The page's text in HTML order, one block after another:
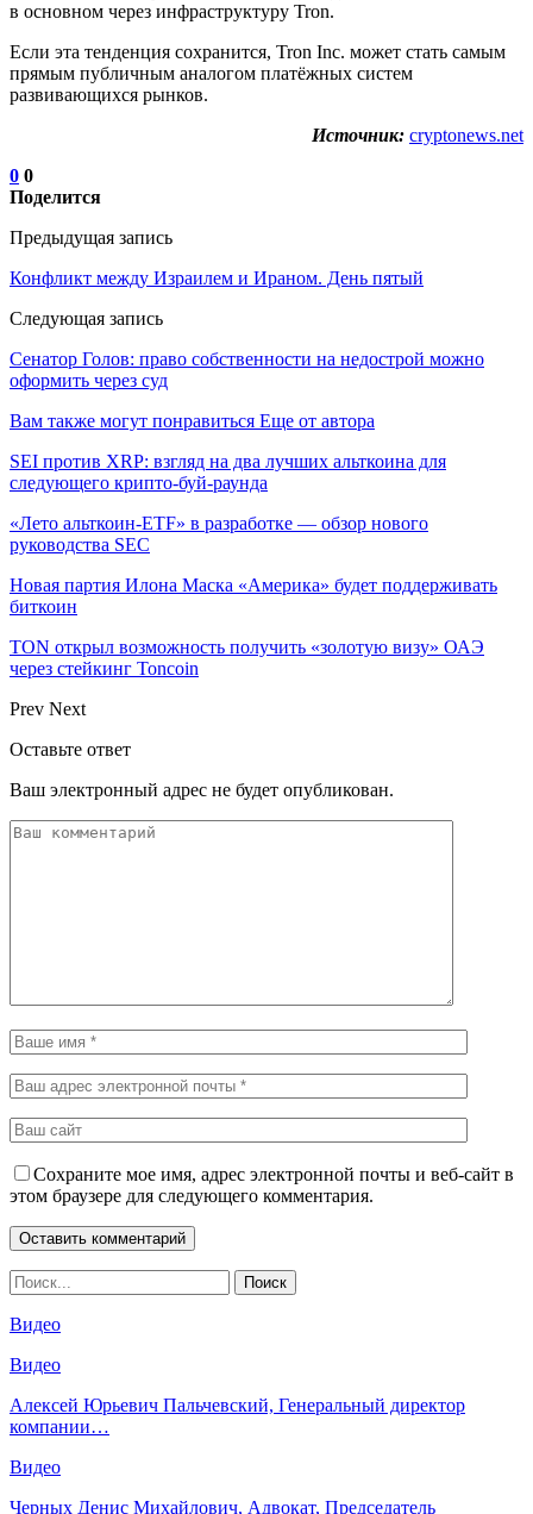
в основном через инфраструктуру Tron.
Если эта тенденция сохранится, Tron Inc. может стать самым
прямым публичным аналогом платёжных систем
развивающихся рынков.
Источник: cryptonews.net
0 0
Поделится
Предыдущая запись
Конфликт между Израилем и Ираном. День пятый
Следующая запись
Сенатор Голов: право собственности на недострой можно
оформить через суд
Вам также могут понравиться Еще от автора
SEI против XRP: взгляд на два лучших альткоина для
следующего крипто-буй-раунда
«Лето альткоин-ETF» в разработке — обзор нового
руководства SEC
Новая партия Илона Маска «Америка» будет поддерживать
биткоин
TON открыл возможность получить «золотую визу» ОАЭ
через стейкинг Toncoin
Prev Next
Оставьте ответ
Ваш электронный адрес не будет опубликован.
Сохраните мое имя, адрес электронной почты и веб-сайт в
этом браузере для следующего комментария.
Видео
Видео
Алексей Юрьевич Пальчевский, Генеральный директор
компании…
Видео
Черных Денис Михайлович, Адвокат, Председатель